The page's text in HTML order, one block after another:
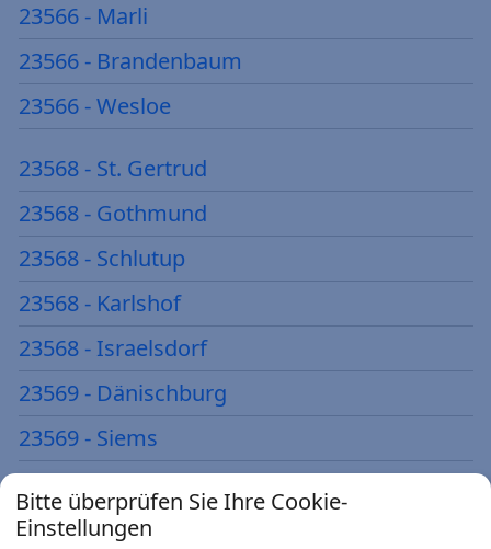
23566 - Marli
23566 - Brandenbaum
23566 - Wesloe
23568 - St. Gertrud
23568 - Gothmund
23568 - Schlutup
23568 - Karlshof
23568 - Israelsdorf
23569 - Dänischburg
23569 - Siems
23569 - Herrenwyk
23611 - Bad Schwartau
Bitte überprüfen Sie Ihre Cookie-
Einstellungen